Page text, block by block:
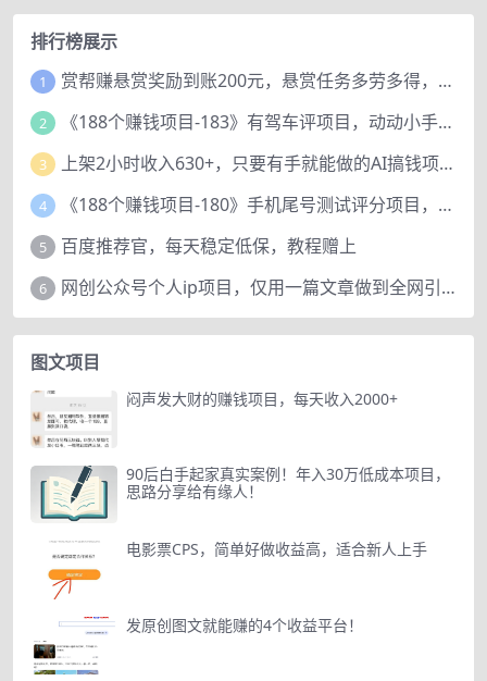
排行榜展示
1 赏帮赚悬赏奖励到账200元，悬赏任务多劳多得，人人可做。
2 《188个赚钱项目-183》有驾车评项目，动动小手，复制粘贴赚44元！
3 上架2小时收入630+，只要有手就能做的AI搞钱项目，奶奶看完都能学会!
4 《188个赚钱项目-180》手机尾号测试评分项目，短视频直播日赚200+
5 百度推荐官，每天稳定低保，教程赠上
6 网创公众号个人ip项目，仅用一篇文章做到全网引流！
图文项目
闷声发大财的赚钱项目，每天收入2000+
90后白手起家真实案例！年入30万低成本项目，
思路分享给有缘人！
电影票CPS，简单好做收益高，适合新人上手
发原创图文就能赚的4个收益平台！